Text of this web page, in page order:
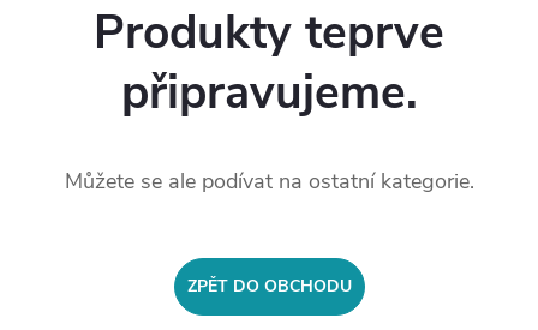
Produkty teprve
připravujeme.
Můžete se ale podívat na ostatní kategorie.
ZPĚT DO OBCHODU